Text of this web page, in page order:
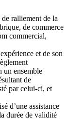
ralliement de la
de commerce
commercial,
et de son
un ensemble
de
par celui-ci, et
d’une assistance
durée de validité